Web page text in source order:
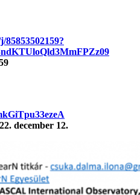
85853502159?
december 12.